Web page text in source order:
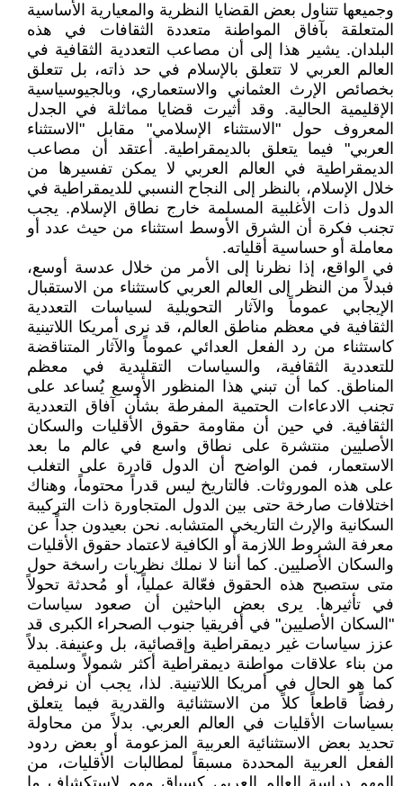
وجميعها تتناول بعض القضايا النظرية والمعيارية الأساسية
المتعلقة بآفاق المواطنة متعددة الثقافات في هذه
البلدان. يشير هذا إلى أن مصاعب التعددية الثقافية في
العالم العربي لا تتعلق بالإسلام في حد ذاته، بل تتعلق
بخصائص الإرث العثماني والاستعماري، وبالجيوسياسية
الإقليمية الحالية. وقد أثيرت قضايا مماثلة في الجدل
المعروف حول "الاستثناء الإسلامي" مقابل "الاستثناء
العربي" فيما يتعلق بالديمقراطية. أعتقد أن مصاعب
الديمقراطية في العالم العربي لا يمكن تفسيرها من
خلال الإسلام، بالنظر إلى النجاح النسبي للديمقراطية في
الدول ذات الأغلبية المسلمة خارج نطاق الإسلام. يجب
تجنب فكرة أن الشرق الأوسط استثناء من حيث عدد أو
معاملة أو حساسية أقلياته.
في الواقع، إذا نظرنا إلى الأمر من خلال عدسة أوسع،
فبدلاً من النظر إلى العالم العربي كاستثناء من الاستقبال
الإيجابي عموماً والآثار التحويلية لسياسات التعددية
الثقافية في معظم مناطق العالم، قد نرى أمريكا اللاتينية
كاستثناء من رد الفعل العدائي عموماً والآثار المتناقضة
للتعددية الثقافية، والسياسات التقليدية في معظم
المناطق. كما أن تبني هذا المنظور الأوسع يُساعد على
تجنب الادعاءات الحتمية المفرطة بشأن آفاق التعددية
الثقافية. في حين أن مقاومة حقوق الأقليات والسكان
الأصليين منتشرة على نطاق واسع في عالم ما بعد
الاستعمار، فمن الواضح أن الدول قادرة على التغلب
على هذه الموروثات. فالتاريخ ليس قدراً محتوماً، وهناك
اختلافات صارخة حتى بين الدول المتجاورة ذات التركيبة
السكانية والإرث التاريخي المتشابه. نحن بعيدون جداً عن
معرفة الشروط اللازمة أو الكافية لاعتماد حقوق الأقليات
والسكان الأصليين. كما أننا لا نملك نظريات راسخة حول
متى ستصبح هذه الحقوق فعّالة عملياً، أو مُحدثة تحولاً
في تأثيرها. يرى بعض الباحثين أن صعود سياسات
"السكان الأصليين" في أفريقيا جنوب الصحراء الكبرى قد
عزز سياسات غير ديمقراطية وإقصائية، بل وعنيفة. بدلاً
من بناء علاقات مواطنة ديمقراطية أكثر شمولاً وسلمية
كما هو الحال في أمريكا اللاتينية. لذا، يجب أن نرفض
رفضاً قاطعاً كلاً من الاستثنائية والقدرية فيما يتعلق
بسياسات الأقليات في العالم العربي. بدلاً من محاولة
تحديد بعض الاستثنائية العربية المزعومة أو بعض ردود
الفعل العربية المحددة مسبقاً لمطالبات الأقليات، من